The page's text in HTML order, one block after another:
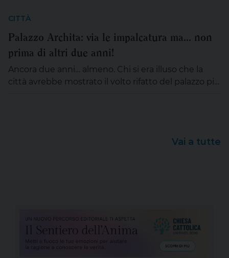
giorno, sempre nuove criticità. E così, mentre si
disposizione dal governo per tamponare i costi della
gestione, […]
CITTÀ
Palazzo Archita: via le impalcatura ma... non
prima di altri due anni!
Ancora due anni… almeno. Chi si era illuso che la
città avrebbe mostrato il volto rifatto del palazzo più
Vai a tutte